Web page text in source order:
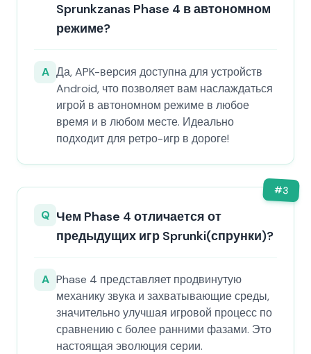
Sprunkzanas Phase 4 в автономном
режиме?
A Да, APK-версия доступна для устройств
Android, что позволяет вам наслаждаться
игрой в автономном режиме в любое
время и в любом месте. Идеально
подходит для ретро-игр в дороге!
#3
Q Чем Phase 4 отличается от
предыдущих игр Sprunki(спрунки)?
A Phase 4 представляет продвинутую
механику звука и захватывающие среды,
значительно улучшая игровой процесс по
сравнению с более ранними фазами. Это
настоящая эволюция серии.